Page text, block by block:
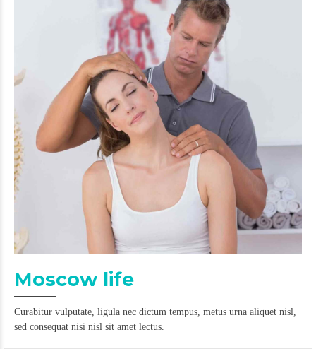
Moscow life
Curabitur vulputate, ligula nec dictum tempus, metus urna aliquet nisl,
sed consequat nisi nisl sit amet lectus.